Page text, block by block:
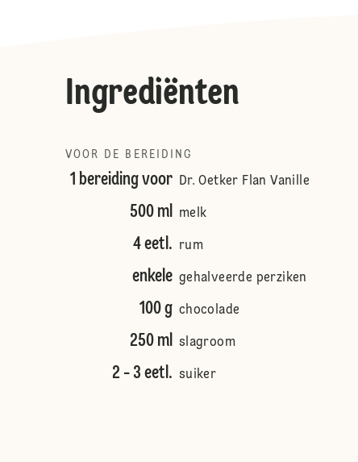
Ingrediënten
VOOR DE BEREIDING
1 bereiding voor Dr. Oetker Flan Vanille
500 ml melk
4 eetl. rum
enkele gehalveerde perziken
100 g chocolade
250 ml slagroom
2 - 3 eetl. suiker